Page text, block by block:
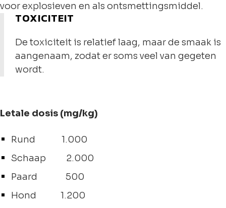
voor explosieven en als ontsmettingsmiddel.
TOXICITEIT
De toxiciteit is relatief laag, maar de smaak is
aangenaam, zodat er soms veel van gegeten
wordt.
Letale dosis (mg/kg)
Rund 1.000
Schaap 2.000
Paard 500
Hond 1.200